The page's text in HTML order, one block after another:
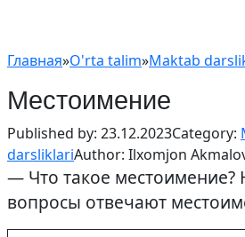
Главная»O'rta talim»Maktab
Местоимение
Published by: 23.12.2023Category:
darsliklariAuthor: Ilxomjon
— Что такое местоимение?
вопросы отвечают